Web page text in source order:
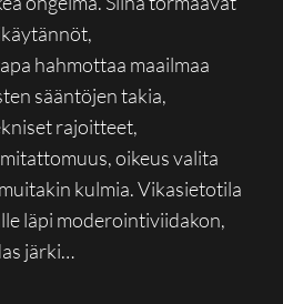
hahmottaa maailmaa
sääntöjen takia,
rajoitteet,
oikeus valita
kulmia. Vikasietotila
läpi moderointiviidakon,
järki…